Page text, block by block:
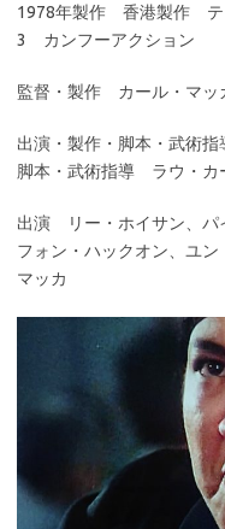
1978年製作 香港製作 テ
3 カンフーアクション
監督・製作 カール・マ
出演・製作・脚本・武術
脚本・武術指導 ラウ・カ
出演 リー・ホイサン、パ
フォン・ハックオン、ユン
マッカ